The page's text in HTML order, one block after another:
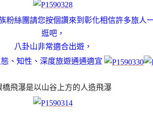
粉絲團請您按個讚來到彰化相信許多旅人
逛吧，
八卦山非常適合出遊，
、知性、深度旅遊通通適宜
橋飛瀑是以山谷上方的人造飛瀑